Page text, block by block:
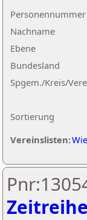
Nachname
Ebene
Sortierung
Personennummer
Bundesland
Spgem./Kreis/
Vereinslisten:
Zeitreihe